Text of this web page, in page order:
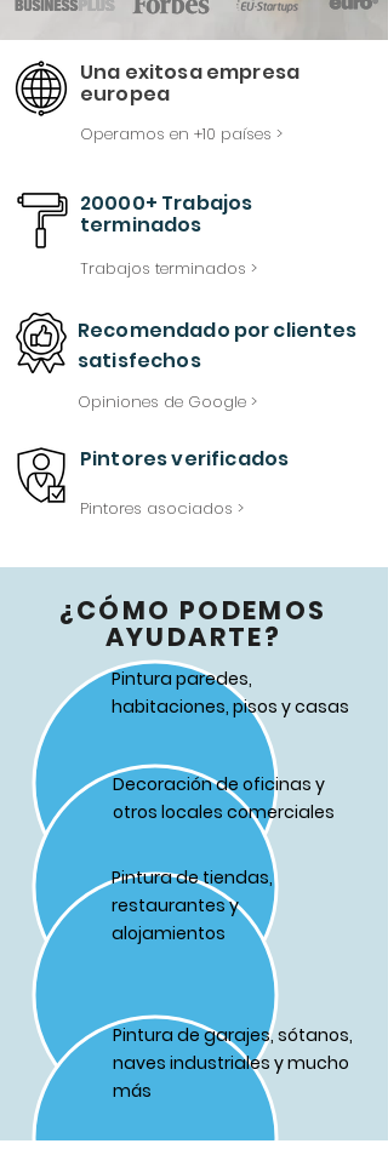
Una exitosa empresa
europea
Operamos en +10 países >
20000+ Trabajos
terminados
Trabajos terminados >
Recomendado porclientes
satisfechos
Opiniones de Google >
Pintores verificados
Pintores asociados >
¿CÓMO PODEMOS
AYUDARTE?
Pintura paredes,
habitaciones, pisos y casas
Decoración de oficinas y
otros locales comerciales
Pintura de tiendas,
restaurantes y
alojamientos
Pintura de garajes, sótanos,
naves industriales y mucho
más